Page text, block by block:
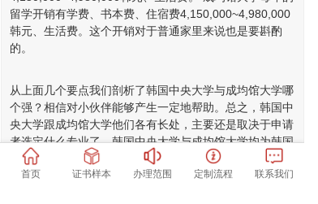
留学开销有学费、书本费、住宿费4,150,000~4,980,000
韩元、生活费。这个开销对于普通家里来说也是要斟酌
的。
从上面几个要点我们剖析了韩国中央大学与成均馆大学哪
个强？相信对小伙伴能够产生一定地帮助。总之，韩国中
央大学跟成均馆大学他们各有长处，主要还是取决于申请
者选定什么专业了。韩国中央大学与成均馆大学均为韩国
顶尖大学，韩国中央大学和成均馆大学哪个值得上，需要
小伙伴依据喜好和家庭财务情况等因素综合进行考虑了。
首页 证书样本 办理范围 定制流程 联系我们